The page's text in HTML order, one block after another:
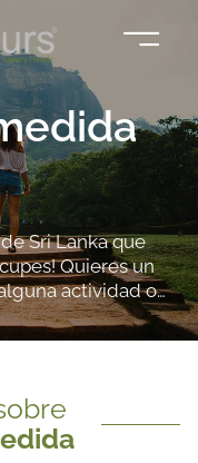
Sri Lanka que
un
actividad o
con mayor